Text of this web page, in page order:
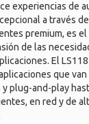
experiencias de
a través
premium, es
de las
El
que
plug-and-play
en red y de